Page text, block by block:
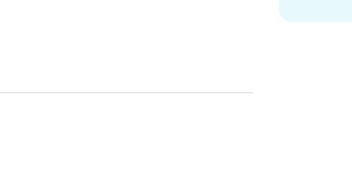
température)